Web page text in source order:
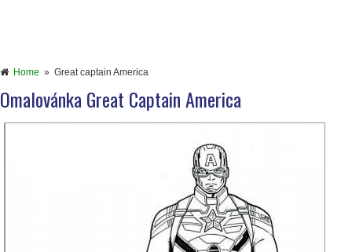
Home » Great captain America
Omalovánka Great Captain America